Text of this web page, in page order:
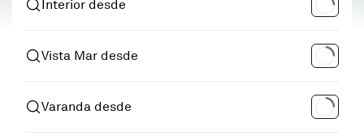
Interior desde
Vista Mar desde
Varanda desde